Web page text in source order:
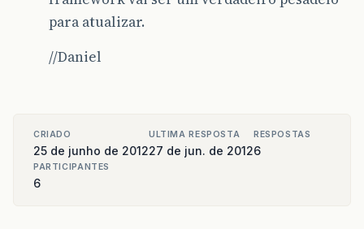
para atualizar.
//Daniel
CRIADO
25 de junho de 2012
ULTIMA RESPOSTA
27 de jun. de 2012
RESPOSTAS
6
PARTICIPANTES
6